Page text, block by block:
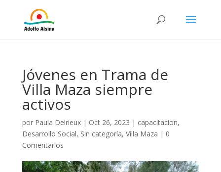
Jóvenes en Trama de
Villa Maza siempre
activos
por Paula Delrieux| Oct 26, 2023 | capacitacion,
Desarrollo Social, Sin categoría, Villa Maza | 0
Comentarios